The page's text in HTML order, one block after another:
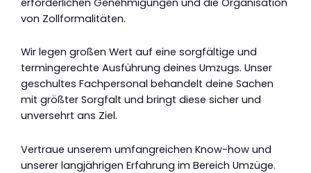
von Zollformalitäten.
Wir legen großen Wert auf eine sorgfältige und
termingerechte Ausführung deines Umzugs. Unser
geschultes Fachpersonal behandelt deine Sachen
mit größter Sorgfalt und bringt diese sicher und
unversehrt ans Ziel.
Vertraue unserem umfangreichen Know-how und
unserer langjährigen Erfahrung im Bereich Umzüge.